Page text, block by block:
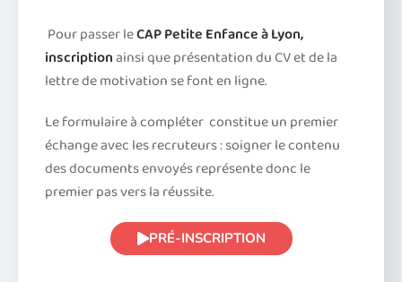
Pour passer leCAP Petite Enfance à Lyon,
inscriptionainsi que présentation du CV et de la
lettre de motivation se font en ligne.
Le formulaire à compléter constitue un premier
échange avec les recruteurs : soigner le contenu
des documents envoyés représente donc le
premier pas vers la réussite.
PRÉ-INSCRIPTION